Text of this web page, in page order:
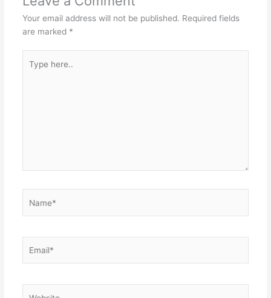
Your email address will not be published. Required fields
are marked *
here..